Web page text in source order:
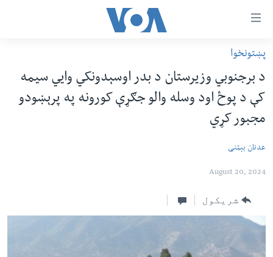
لاس
لینک
وړاندې
مرکزي
دلته
مرکزي
د سېمې خبرونه
پښتونخوا
بلوچستان
پاکستان
امریکا
نړۍ
افغانستان
داعش او تندروي
پښتونخوا
د برجنوبي وزیرستان د بدر اوسېدونکي وايي سیمه
کې د پوځ اود وسله والو جګړې کورونه په پرېښودو
مجبور کړي
عدنان بېټنی
August 20, 2024
شریکول